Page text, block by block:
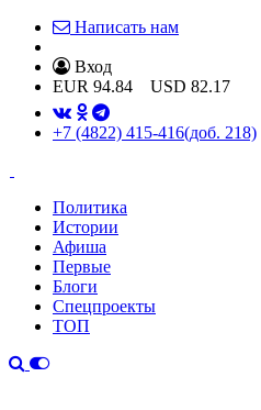
Написать нам
Вход
EUR 94.84 USD 82.17
+7 (4822) 415-416(доб. 218)
Политика
Истории
Афиша
Первые
Блоги
Спецпроекты
ТОП